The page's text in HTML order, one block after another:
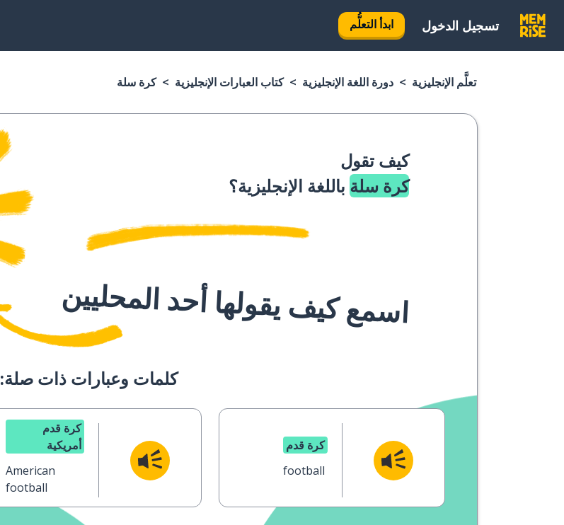
تسجيل الدخول ابدأ التعلُّم
تعلَّم الإنجليزية دورة اللغة الإنجليزية كتاب العبارات الإنجليزية كرة سلة
كيف تقول
كرة سلة باللغة الإنجليزية؟
اسمع كيف يقولها أحد المحليين
كلمات وعبارات ذات صلة:
كرة قدم
football
كرة قدم
أمريكية
American
football